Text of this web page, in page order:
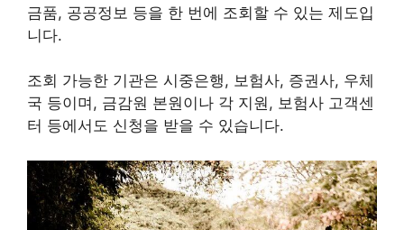
금품, 공공정보 등을 한 번에 조회할 수 있는 제도입
니다.
조회 가능한 기관은 시중은행, 보험사, 증권사, 우체
국 등이며, 금감원 본원이나 각 지원, 보험사 고객센
터 등에서도 신청을 받을 수 있습니다.